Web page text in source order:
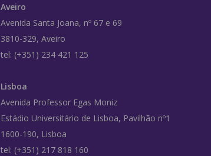
Aveiro
Avenida Santa Joana, nº 67 e 69
3810-329, Aveiro
tel: (+351) 234 421 125
Lisboa
Avenida Professor Egas Moniz
Estádio Universitário de Lisboa, Pavilhão nº1
1600-190, Lisboa
tel: (+351) 217 818 160